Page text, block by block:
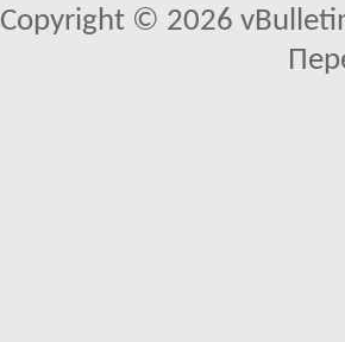
Copyright © 2026